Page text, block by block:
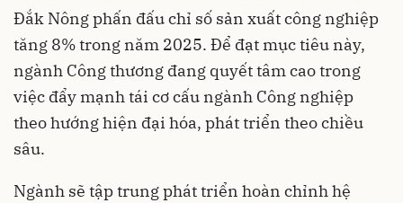
Đắk Nông phấn đấu chỉ số sản xuất công nghiệp
tăng 8% trong năm 2025. Để đạt mục tiêu này,
ngành Công thương đang quyết tâm cao trong
việc đẩy mạnh tái cơ cấu ngành Công nghiệp
theo hướng hiện đại hóa, phát triển theo chiều
sâu.
Ngành sẽ tập trung phát triển hoàn chỉnh hệ